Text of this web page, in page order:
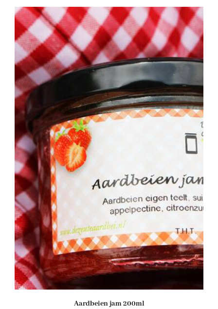
Aardbeien jam 200ml